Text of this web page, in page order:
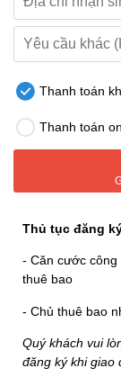
Thanh toán
Thanh toán
Thủ tục đăng
- Căn cước công
thuê bao
- Chủ thuê bao
Quý khách vui
đăng ký khi giao